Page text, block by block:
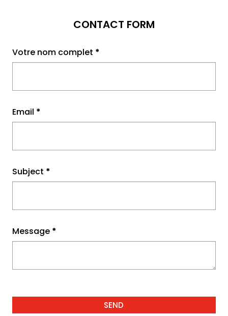
CONTACT FORM
Votre nom complet *
Email *
Subject *
Message *